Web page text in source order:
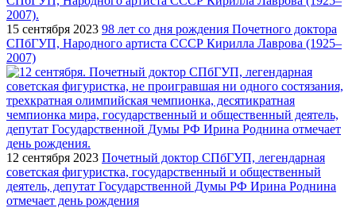
15 сентября 2023 98 лет со дня рождения Почетного доктора
СПбГУП, Народного артиста СССР Кирилла Лаврова (1925–
2007)
12 сентября 2023 Почетный доктор СПбГУП, легендарная
советская фигуристка, государственный и общественный
деятель, депутат Государственной Думы РФ Ирина Роднина
отмечает день рождения